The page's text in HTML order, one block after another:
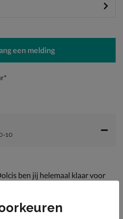
een melding
10
ben jij helemaal klaar voor
is verstelbaar voor een